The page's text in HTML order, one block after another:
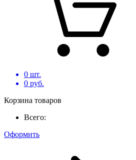
0 шт.
0 руб.
Корзина товаров
Всего:
Оформить